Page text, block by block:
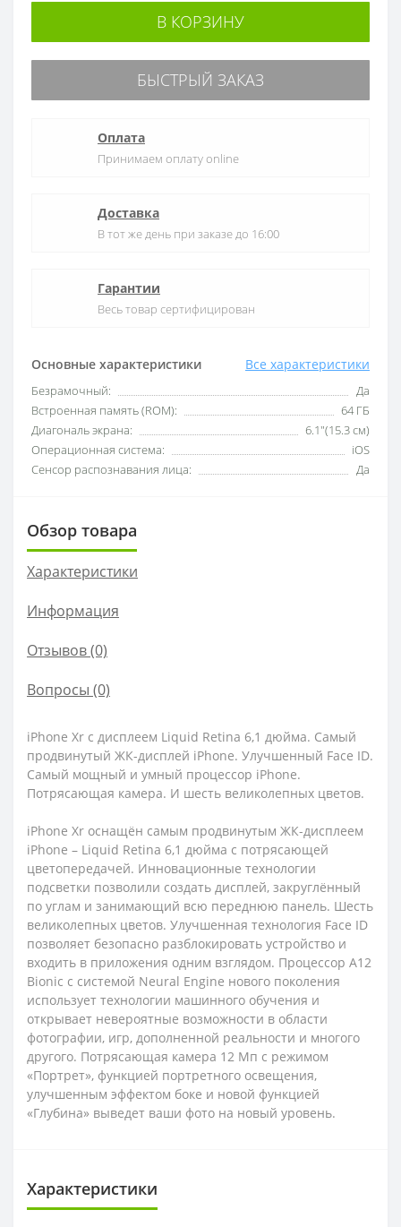
Основные характеристики Все характеристики
Безрамочный:
Да
Встроенная память (ROM):
64 ГБ
Диагональ экрана:
6.1"(15.3 см)
Операционная система:
iOS
Сенсор распознавания лица:
Да
В КОРЗИНУ
БЫСТРЫЙ ЗАКАЗ
Оплата
Принимаем оплату online
Доставка
В тот же день при заказе до 16:00
Гарантии
Весь товар сертифицирован
Обзор товара
Характеристики
Информация
Отзывов (0)
Вопросы (0)
iPhone Xr c дисплеем Liquid Retina 6,1 дюйма. Самый
продвинутый ЖК-дисплей iPhone. Улучшенный Face ID.
Самый мощный и умный процессор iPhone.
Потрясающая камера. И шесть великолепных цветов.
iPhone Xr оснащён самым продвинутым ЖК-дисплеем
iPhone – Liquid Retina 6,1 дюйма с потрясающей
цветопередачей. Инновационные технологии
подсветки позволили создать дисплей, закруглённый
по углам и занимающий всю переднюю панель. Шесть
великолепных цветов. Улучшенная технология Face ID
позволяет безопасно разблокировать устройство и
входить в приложения одним взглядом. Процессор A12
Bionic с системой Neural Engine нового поколения
использует технологии машинного обучения и
открывает невероятные возможности в области
фотографии, игр, дополненной реальности и многого
другого. Потрясающая камера 12 Мп с режимом
«Портрет», функцией портретного освещения,
улучшенным эффектом боке и новой функцией
«Глубина» выведет ваши фото на новый уровень.
Характеристики